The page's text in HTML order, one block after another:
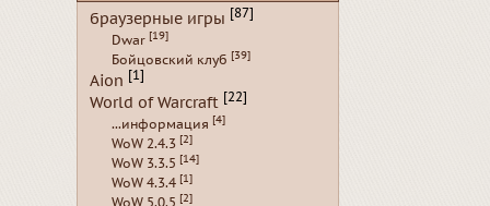
браузерные игры [87]
Dwar [19]
Бойцовский клуб [39]
Aion [1]
World of Warcraft [22]
...информация [4]
WoW 2.4.3 [2]
WoW 3.3.5 [14]
WoW 4.3.4 [1]
WoW 5.0.5 [2]